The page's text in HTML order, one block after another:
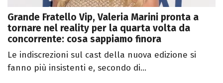
Grande Fratello Vip, Valeria Marini pronta a
tornare nel reality per la quarta volta da
concorrente: cosa sappiamo finora
Le indiscrezioni sul cast della nuova edizione si
fanno più insistenti e, secondo di...